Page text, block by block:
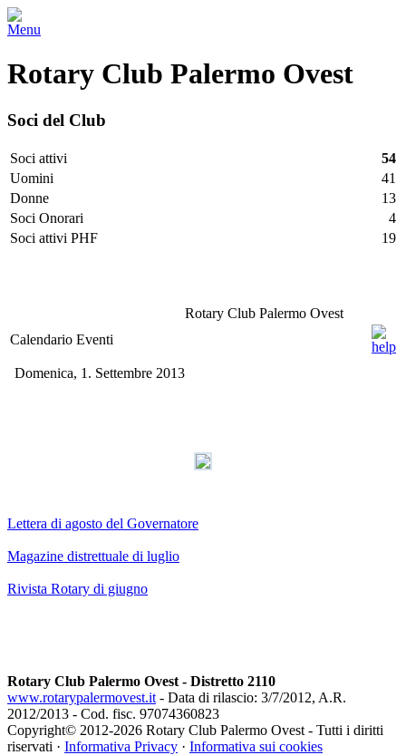
Menu
Rotary Club Palermo Ovest
Soci del Club
Soci attivi
54
Uomini
41
Donne
13
Soci Onorari
4
Soci attivi PHF
19
Rotary Club Palermo Ovest
Calendario Eventi
Domenica, 1. Settembre 2013
Lettera di agosto del Governatore
Magazine distrettuale di luglio
Rivista Rotary di giugno
Rotary Club Palermo Ovest - Distretto 2110
www.rotarypalermovest.it - Data di rilascio: 3/7/2012, A.R.
2012/2013 - Cod. fisc. 97074360823
Copyright© 2012-2026 Rotary Club Palermo Ovest - Tutti i diritti
riservati · Informativa Privacy · Informativa sui cookies